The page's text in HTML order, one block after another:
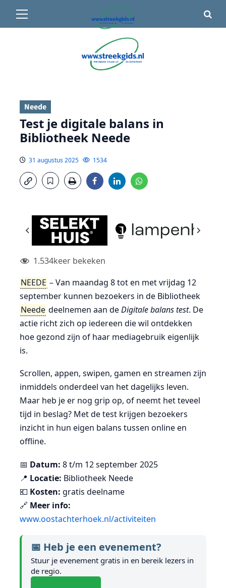
21°C• Vandaag 15° / 24°
menu
Neede
Test je digitale balans in
Bibliotheek Neede
31 augustus 2025 1534
1.534keer bekeken
NEEDE – Van maandag 8 tot en met vrijdag 12
september kunnen bezoekers in de Bibliotheek
Neede deelnemen aan deDigitale balans test. De
actie richt zich op iedereen die wil ontdekken
hoe gezond zijn of haar mediagebruik eigenlijk
is.
Scrollen, appen, swipen, gamen en streamen zijn
inmiddels onderdeel van het dagelijks leven.
Maar heb je er nog grip op, of neemt het teveel
tijd in beslag? Met de test krijgen bezoekers
inzicht in hun eigen balans tussen online en
offline.
📅 Datum: 8 t/m 12 september 2025
📍 Locatie: Bibliotheek Neede
💶 Kosten: gratis deelname
🔗 Meer info:
www.oostachterhoek.nl/activiteiten
📅 Heb je een evenement?
Stuur je evenement gratis in en bereik lezers in
de regio.